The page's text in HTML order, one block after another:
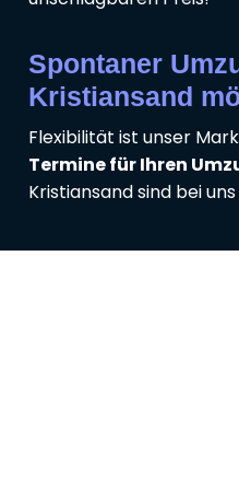
Spontaner
Kristiansand
Flexibilität ist unser
Termine für Ihren
Kristiansand sind bei